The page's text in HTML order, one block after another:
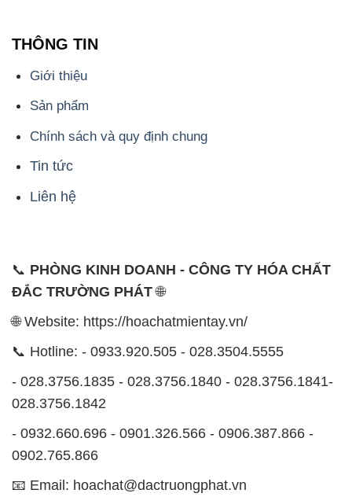
THÔNG TIN
Giới thiệu
Sản phẩm
Chính sách và quy định chung
Tin tức
Liên hệ
📞 PHÒNG KINH DOANH - CÔNG TY HÓA CHẤT
ĐẮC TRƯỜNG PHÁT🌐
🌐 Website: https://hoachatmientay.vn/
📞 Hotline: - 0933.920.505 - 028.3504.5555
- 028.3756.1835 - 028.3756.1840 - 028.3756.1841-
028.3756.1842
- 0932.660.696 - 0901.326.566 - 0906.387.866 -
0902.765.866
📧 Email: hoachat@dactruongphat.vn